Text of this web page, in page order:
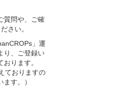
質問や、ご確
さい。
」運
り、ご登録い
ります。
ておりますの
す。）